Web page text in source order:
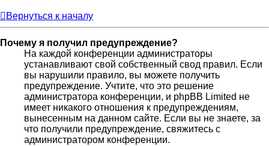
Вернуться к началу
Почему я получил предупреждение?
На каждой конференции администраторы
устанавливают свой собственный свод правил. Если
вы нарушили правило, вы можете получить
предупреждение. Учтите, что это решение
администратора конференции, и phpBB Limited не
имеет никакого отношения к предупреждениям,
вынесенным на данном сайте. Если вы не знаете, за
что получили предупреждение, свяжитесь с
администратором конференции.